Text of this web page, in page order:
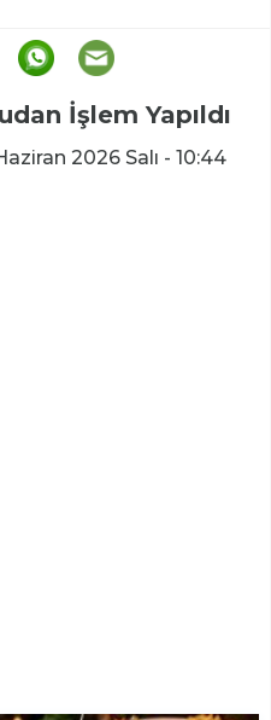
İşlem Yapıldı
2026 Salı - 10:44